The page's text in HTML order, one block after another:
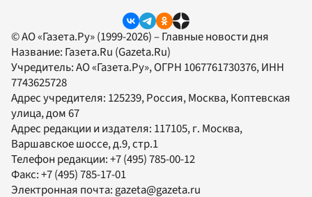
© АО «Газета.Ру» (1999-2026) – Главные новости дня
Название: Газета.Ru (Gazeta.Ru)
Учредитель:АО «Газета.Ру», ОГРН 1067761730376, ИНН
7743625728
Адрес учредителя: 125239, Россия, Москва, Коптевская
улица, дом 67
Адрес редакции и издателя: 117105, г. Москва,
Варшавское шоссе, д.9, стр.1
Телефон редакции:+7 (495) 785-00-12
Факс:+7 (495) 785-17-01
Электронная почта:gazeta@gazeta.ru